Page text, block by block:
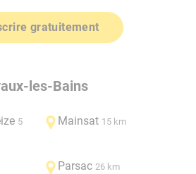
gratuitement
les-Bains
5
Mainsat 15 km
Parsac 26 km